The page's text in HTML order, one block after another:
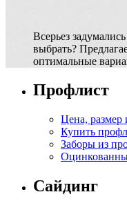
Всерьез
выбрать?
оптимальные
Профлист
Цена, размер
Купить
Заборы из
Сайдинг